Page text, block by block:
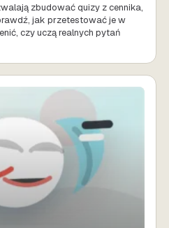
zbudować quizy z cennika,
jak przetestować je w
czy uczą realnych pytań